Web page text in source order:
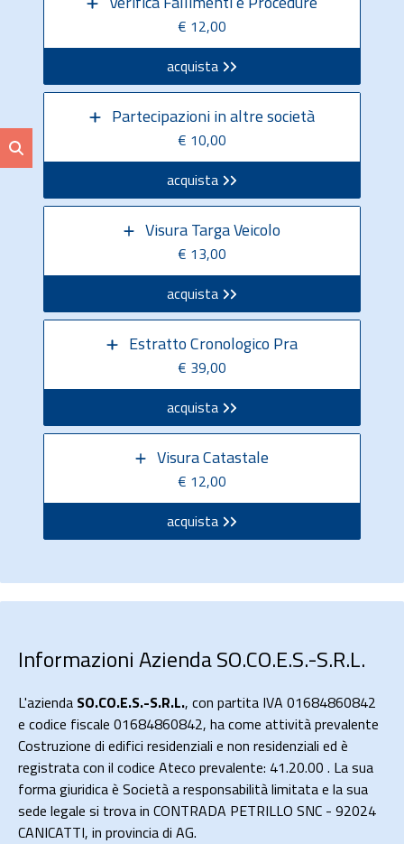
€ 12,00
acquista
Partecipazioni in altre società
€ 10,00
acquista
Visura Targa Veicolo
€ 13,00
acquista
Estratto Cronologico Pra
€ 39,00
acquista
Visura Catastale
€ 12,00
acquista
Informazioni Azienda SO.CO.E.S.-S.R.L.
L'azienda SO.CO.E.S.-S.R.L., con partita IVA 01684860842
e codice fiscale 01684860842, ha come attività prevalente
Costruzione di edifici residenziali e non residenziali ed è
registrata con il codice Ateco prevalente: 41.20.00 . La sua
forma giuridica è Società a responsabilità limitata e la sua
sede legale si trova in CONTRADA PETRILLO SNC - 92024
CANICATTI, in provincia di AG.